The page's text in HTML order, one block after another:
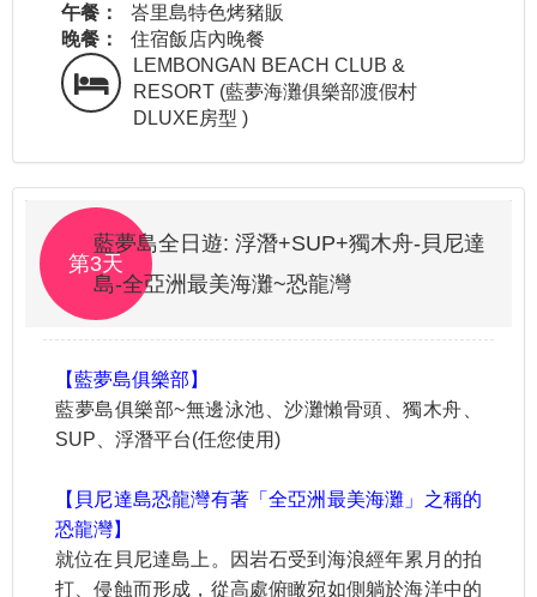
午餐：
峇里島特色烤豬販
晚餐：
住宿飯店內晚餐
LEMBONGAN BEACH CLUB &
RESORT (藍夢海灘俱樂部渡假村
DLUXE房型 )
第3天
藍夢島全日遊: 浮潛+SUP+獨木舟-貝尼達
島-全亞洲最美海灘~恐龍灣
【藍夢島俱樂部】
藍夢島俱樂部~無邊泳池、沙灘懶骨頭、獨木舟、
SUP、浮潛平台(任您使用)
【貝尼達島恐龍灣有著「全亞洲最美海灘」之稱的
恐龍灣】
就位在貝尼達島上。因岩石受到海浪經年累月的拍
打、侵蝕而形成，從高處俯瞰宛如側躺於海洋中的